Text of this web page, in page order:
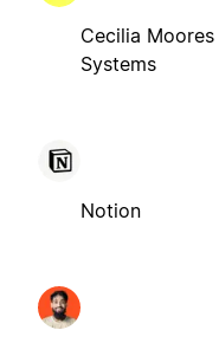
Cecilia
Systems
Notion